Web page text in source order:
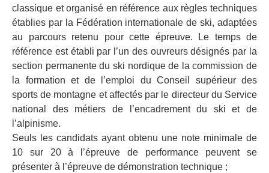
classique et organisé en référence aux règles techniques
établies par la Fédération internationale de ski, adaptées
au parcours retenu pour cette épreuve. Le temps de
référence est établi par l’un des ouvreurs désignés par la
section permanente du ski nordique de la commission de
la formation et de l’emploi du Conseil supérieur des
sports de montagne et affectés par le directeur du Service
national des métiers de l’encadrement du ski et de
l’alpinisme.
Seuls les candidats ayant obtenu une note minimale de
10 sur 20 à l’épreuve de performance peuvent se
présenter à l’épreuve de démonstration technique ;